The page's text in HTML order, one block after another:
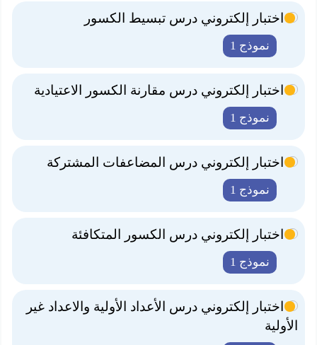
اختبار إلكتروني درس تبسيط الكسور
نموذج 1
اختبار إلكتروني درس مقارنة الكسور الاعتيادية
نموذج 1
اختبار إلكتروني درس المضاعفات المشتركة
نموذج 1
اختبار إلكتروني درس الكسور المتكافئة
نموذج 1
اختبار إلكتروني درس الأعداد الأولية والاعداد غير
الأولية